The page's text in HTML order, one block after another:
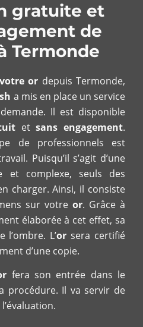
gratuite et
de
Termonde
or depuis Termonde,
a mis en place un service
Il est disponible
etsans engagement.
de professionnels est
Puisqu’il s’agit d’une
et complexe, seuls des
charger. Ainsi, il consiste
sur votre or. Grâce à
élaborée à cet effet, sa
L’or sera certifié
d’une copie.
fera son entrée dans le
procédure. Il va servir de